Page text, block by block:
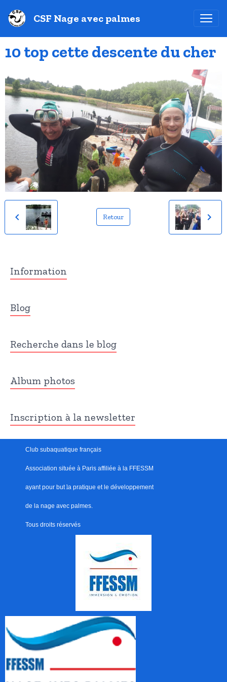
CSF Nage avec palmes
10 top cette descente du cher
Retour
Information
Blog
Recherche dans le blog
Album photos
Inscription à la newsletter
Club subaquatique français
Association située à Paris affiliée à la FFESSM
ayant pour but la pratique et le développement
de la nage avec palmes.
Tous droits réservés